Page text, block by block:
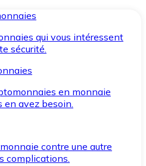
qui vous intéressent
sécurité.
en monnaie
en avez besoin.
contre une autre
complications.